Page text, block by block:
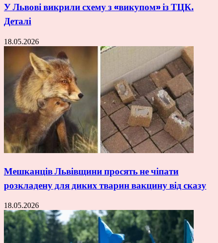
У Львові викрили схему з «викупом» із ТЦК.
Деталі
18.05.2026
Мешканців Львівщини просять не чіпати
розкладену для диких тварин вакцину від сказу
18.05.2026